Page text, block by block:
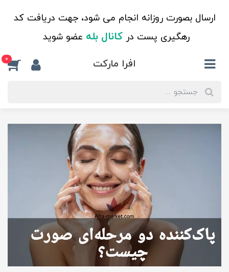
ارسال بصورت روزانه انجام می شود، جهت دریافت کد
رهگیری پست درکانال بله عضو شوید
افرا مارکت 0